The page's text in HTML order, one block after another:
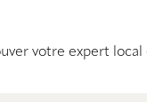
votre expert